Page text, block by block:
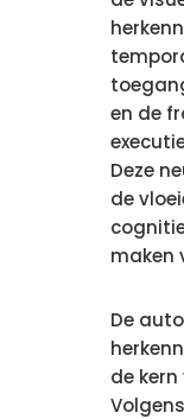
en de
Deze
de
maken
De
de